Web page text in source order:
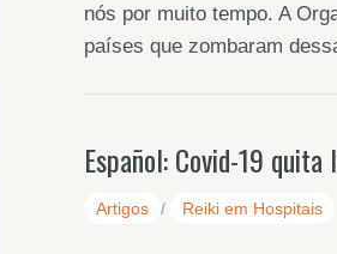
nós por muito tempo. A
países que zombaram
Español: Covid-19
Artigos / Reiki em Hospitais